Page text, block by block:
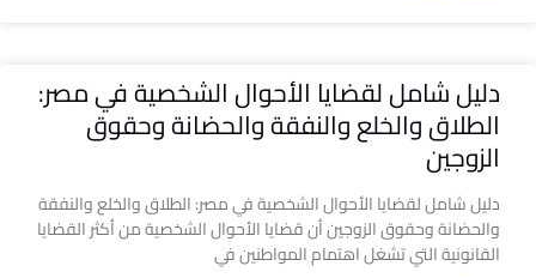
دليل شامل لقضايا الأحوال الشخصية في مصر:
الطلاق والخلع والنفقة والحضانة وحقوق
الزوجين
دليل شامل لقضايا الأحوال الشخصية في مصر: الطلاق والخلع والنفقة
والحضانة وحقوق الزوجين أن قضايا الأحوال الشخصية من أكثر القضايا
القانونية التي تشغل اهتمام المواطنين في